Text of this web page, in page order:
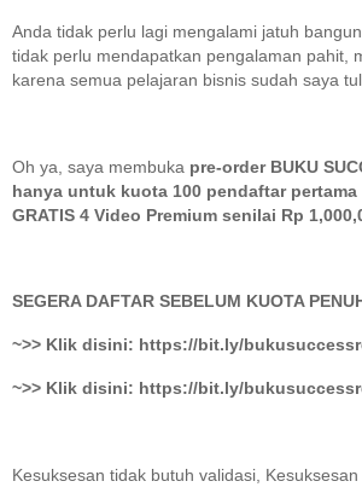
Anda tidak perlu lagi mengalami jatuh
tidak perlu mendapatkan pengalaman pahit,
karena semua pelajaran bisnis sudah saya
Oh ya, saya membuka pre-order BUKU
hanya untuk kuota 100 pendaftar pertama
GRATIS 4 Video Premium senilai Rp
SEGERA DAFTAR SEBELUM KUOTA
~>> Klik disini: https://bit.ly/
~>> Klik disini: https://bit.ly/
Kesuksesan tidak butuh validasi,